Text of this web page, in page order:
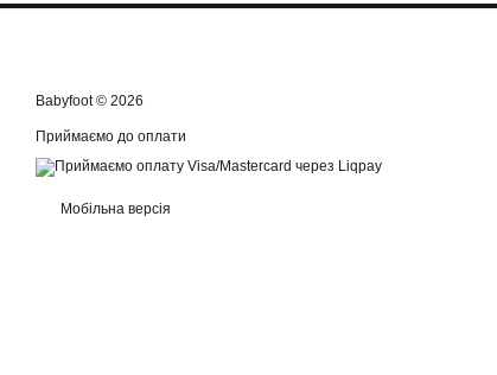
Babyfoot © 2026
Приймаємо до оплати
Мобільна версія